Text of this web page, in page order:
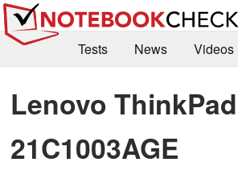
Tests News
Videos
Kaufberatung
Deals Suche
Forum
Lenovo
21C1003AGE